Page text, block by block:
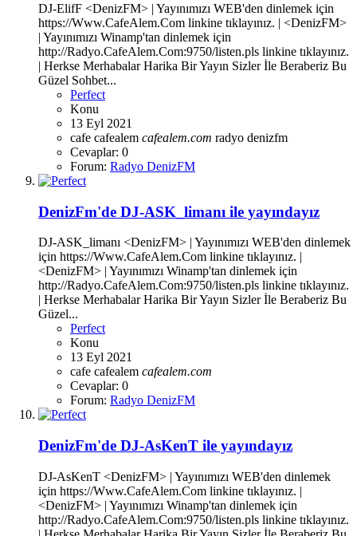
DJ-ElifF <DenizFM> | Yayınımızı WEB'den dinlemek için
https://Www.CafeAlem.Com linkine tıklayınız. | <DenizFM>
| Yayınımızı Winamp'tan dinlemek için
http://Radyo.CafeAlem.Com:9750/listen.pls linkine tıklayınız.
| Herkse Merhabalar Harika Bir Yayın Sizler İle Beraberiz Bu
Güzel Sohbet...
Perfect
Konu
13 Eyl 2021
cafe cafealem cafealem.com radyo denizfm
Cevaplar: 0
Forum: Radyo DenizFM
DenizFm'de DJ-ASK_limanı ile yayındayız
DJ-ASK_limanı <DenizFM> | Yayınımızı WEB'den dinlemek
için https://Www.CafeAlem.Com linkine tıklayınız. |
<DenizFM> | Yayınımızı Winamp'tan dinlemek için
http://Radyo.CafeAlem.Com:9750/listen.pls linkine tıklayınız.
| Herkse Merhabalar Harika Bir Yayın Sizler İle Beraberiz Bu
Güzel...
Perfect
Konu
13 Eyl 2021
cafe cafealem cafealem.com
Cevaplar: 0
Forum: Radyo DenizFM
DenizFm'de DJ-AsKenT ile yayındayız
DJ-AsKenT <DenizFM> | Yayınımızı WEB'den dinlemek
için https://Www.CafeAlem.Com linkine tıklayınız. |
<DenizFM> | Yayınımızı Winamp'tan dinlemek için
http://Radyo.CafeAlem.Com:9750/listen.pls linkine tıklayınız.